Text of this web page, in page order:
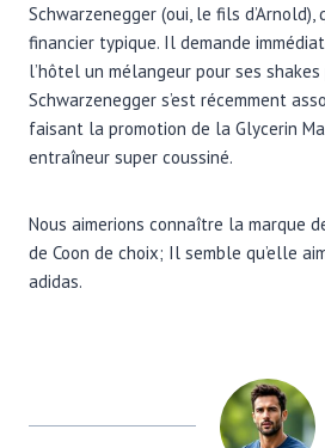
Schwarzenegger (oui, le fils
financier typique. Il demande
l’hôtel un mélangeur pour ses
Schwarzenegger s’est récemment
faisant la promotion de la Glycerin
entraîneur super coussiné.
Nous aimerions connaître la marque
de Coon de choix; Il semble qu’elle
adidas.